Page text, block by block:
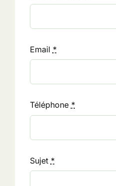
Email *
Téléphone *
Sujet *